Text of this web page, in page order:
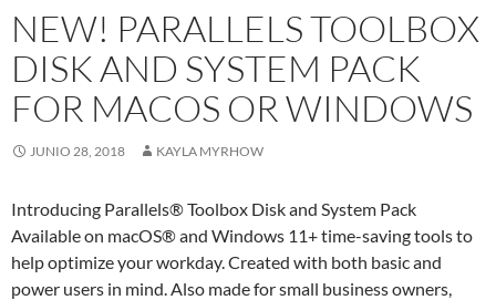
NEW! PARALLELS TOOLBOX
DISK AND SYSTEM PACK
FOR MACOS OR WINDOWS
JUNIO 28, 2018 KAYLA MYRHOW
Introducing Parallels® Toolbox Disk and System Pack
Available on macOS® and Windows 11+ time-saving tools to
help optimize your workday. Created with both basic and
power users in mind. Also made for small business owners,